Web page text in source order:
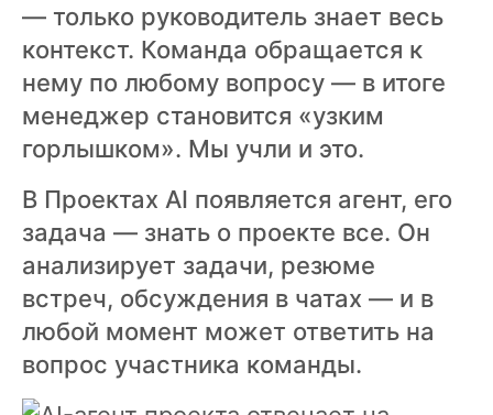
— только руководитель знает весь
контекст. Команда обращается к
нему по любому вопросу — в итоге
менеджер становится «узким
горлышком». Мы учли и это.
В Проектах AI появляется агент, его
задача — знать о проекте все. Он
анализирует задачи, резюме
встреч, обсуждения в чатах — и в
любой момент может ответить на
вопрос участника команды.